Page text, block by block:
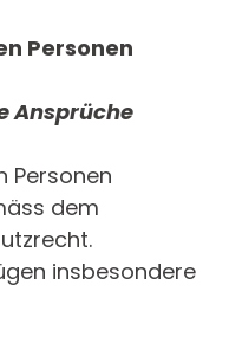
Personen
Ansprüche
Personen
dem
insbesondere